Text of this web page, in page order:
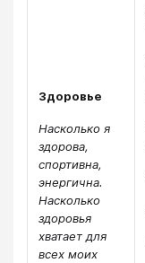
Здоровье
Насколько я
здорова,
спортивна,
энергична.
Насколько
здоровья
хватает для
всех моих